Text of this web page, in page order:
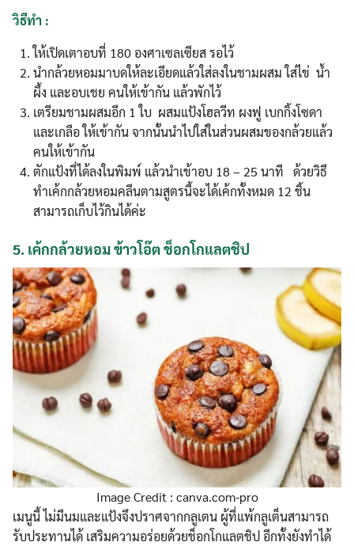
Search
for:
Search
วิธีทำ :
ให้เปิดเตาอบที่ 180 องศาเซลเซียส รอไว้
นำกล้วยหอมมาบดให้ละเอียดแล้วใส่ลงในชามผสม ใส่ไข่ น้ำ
ผึ้ง และอบเชย คนให้เข้ากัน แล้วพักไว้
เตรียมชามผสมอีก 1 ใบ ผสมแป้งโฮลวีท ผงฟู เบกกิ้งโซดา
และเกลือ ให้เข้ากัน จากนั้นนำไปใส่ในส่วนผสมของกล้วยแล้ว
คนให้เข้ากัน
ตักแป้งที่ได้ลงในพิมพ์ แล้วนำเข้าอบ 18 – 25 นาที ด้วยวิธี
ทำเค้กกล้วยหอมคลีนตามสูตรนี้จะได้เค้กทั้งหมด 12 ชิ้น
สามารถเก็บไว้กินได้ค่ะ
5. เค้กกล้วยหอม ข้าวโอ๊ต ช็อกโกแลตชิป
Image Credit : canva.com-pro
เมนูนี้ ไม่มีนมและแป้งจึงปราศจากกลูเตน ผู้ที่แพ้กลูเต็นสามารถ
รับประทานได้ เสริมความอร่อยด้วยช็อกโกแลตชิป อีกทั้งยังทำได้